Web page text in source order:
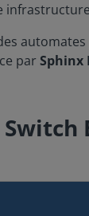
par Sphinx